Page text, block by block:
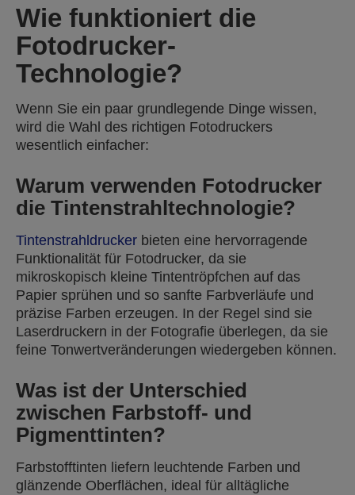
Wie funktioniert die
Fotodrucker-
Technologie?
Wenn Sie ein paar grundlegende Dinge wissen,
wird die Wahl des richtigen Fotodruckers
wesentlich einfacher:
Warum verwenden Fotodrucker
die Tintenstrahltechnologie?
Tintenstrahldrucker bieten eine hervorragende
Funktionalität für Fotodrucker, da sie
mikroskopisch kleine Tintentröpfchen auf das
Papier sprühen und so sanfte Farbverläufe und
präzise Farben erzeugen. In der Regel sind sie
Laserdruckern in der Fotografie überlegen, da sie
feine Tonwertveränderungen wiedergeben können.
Was ist der Unterschied
zwischen Farbstoff- und
Pigmenttinten?
Farbstofftinten liefern leuchtende Farben und
glänzende Oberflächen, ideal für alltägliche